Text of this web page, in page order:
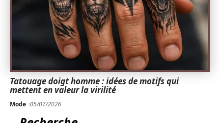
Tatouage doigt homme : idées de motifs qui
mettent en valeur la virilité
Mode 05/07/2026